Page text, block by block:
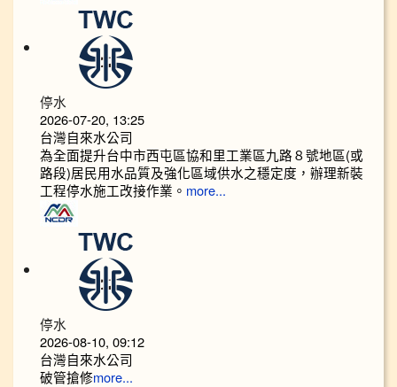
停水
2026-07-20, 13:25
台灣自來水公司
為全面提升台中市西屯區協和里工業區九路８號地區(或
路段)居民用水品質及強化區域供水之穩定度，辦理新裝
工程停水施工改接作業。 more...
停水
2026-08-10, 09:12
台灣自來水公司
破管搶修more...